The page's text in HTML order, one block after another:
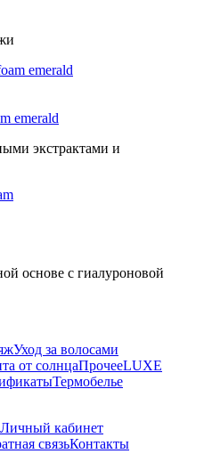
emerald
экстрактами и
основе с гиалуроновой
Уход за волосами
от солнцаПрочееLUXE
Термобелье
Личный кабинет
связьКонтакты